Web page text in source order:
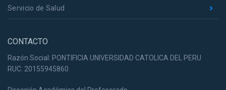
Servicio de Salud
CONTACTO
Razón Social: PONTIFICIA UNIVERSIDAD CATOLICA DEL PERU
RUC: 20155945860